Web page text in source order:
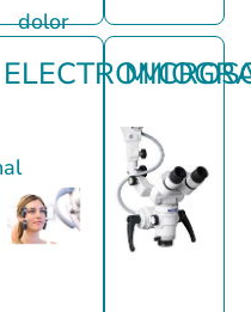
dolor